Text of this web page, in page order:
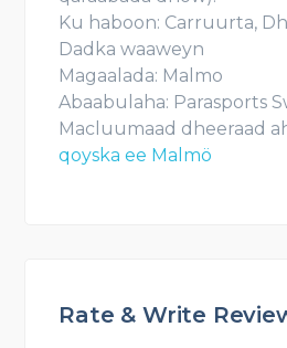
Ku haboon: Carruurta,
Dadka waaweyn
Magaalada: Malmo
Abaabulaha: Parasports
Macluumaad dheeraad
qoyska ee Malmö
Rate & Write